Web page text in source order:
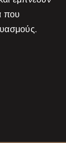
που